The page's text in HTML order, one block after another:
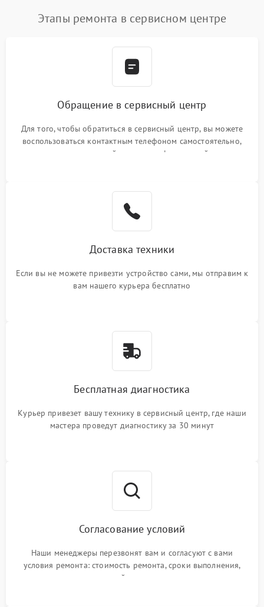
Этапы ремонта в сервисном центре
Обращение в сервисный центр
Для того, чтобы обратиться в сервисный центр, вы можете
воспользоваться контактным телефоном самостоятельно,
или оставить свой номер телефона на сайте
Доставка техники
Если вы не можете привезти устройство сами, мы отправим к
вам нашего курьера бесплатно
Бесплатная диагностика
Курьер привезет вашу технику в сервисный центр, где наши
мастера проведут диагностику за 30 минут
Согласование условий
Наши менеджеры перезвонят вам и согласуют с вами
условия ремонта: стоимость ремонта, сроки выполнения,
гарантийные условия